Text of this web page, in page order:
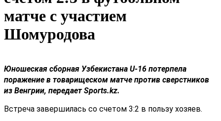
матче с участием
Шомуродова
Юношеская сборная Узбекистана U-16 потерпела
поражение в товарищеском матче против сверстников
из Венгрии, передает Sports.kz.
Встреча завершилась со счетом 3:2 в пользу хозяев.